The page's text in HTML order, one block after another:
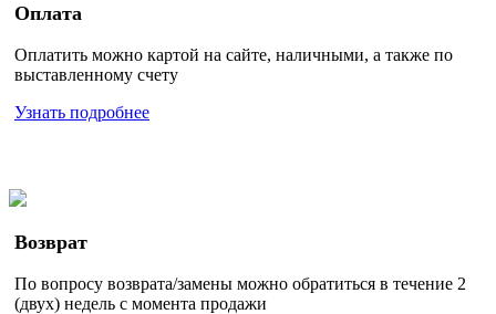
Оплата
Оплатить можно картой на сайте, наличными, а также по
выставленному счету
Узнать подробнее
Возврат
По вопросу возврата/замены можно обратиться в течение 2
(двух) недель с момента продажи